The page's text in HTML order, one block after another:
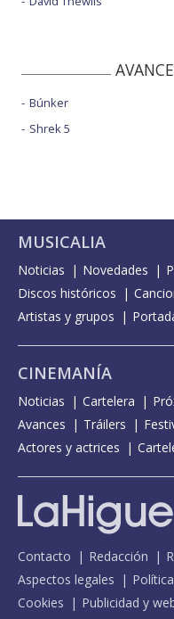
Búnker
Shrek 5
MUSICALIA
Noticias Novedades
Discos históricos
Artistas y grupos
CINEMANÍA
Noticias Cartelera
Avances
Tráilers
Actores y actrices
Contacto Redacción
Aspectos legales
Cookies
Publicidad y